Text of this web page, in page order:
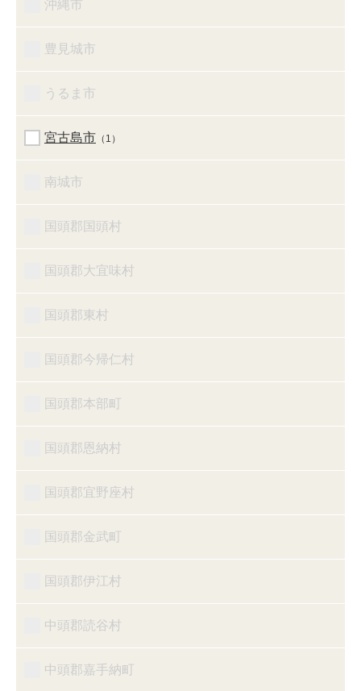
沖縄市
豊見城市
うるま市
宮古島市 （1）
南城市
国頭郡国頭村
国頭郡大宜味村
国頭郡東村
国頭郡今帰仁村
国頭郡本部町
国頭郡恩納村
国頭郡宜野座村
国頭郡金武町
国頭郡伊江村
中頭郡読谷村
中頭郡嘉手納町